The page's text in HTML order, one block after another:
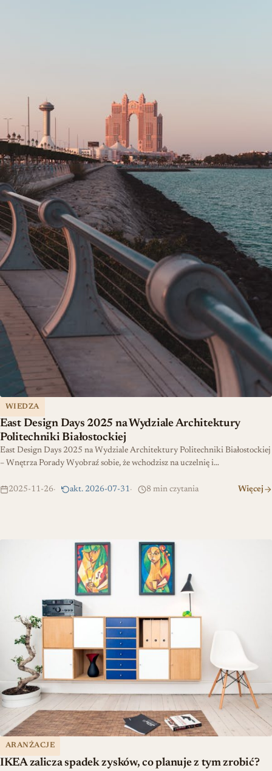
WIEDZA
East Design Days 2025 na Wydziale Architektury
Politechniki Białostockiej
East Design Days 2025 na Wydziale Architektury Politechniki Białostockiej
– Wnętrza Porady Wyobraź sobie, że wchodzisz na uczelnię i…
2025-11-26 akt. 2026-07-31 8 min czytania Więcej
ARANŻACJE
IKEA zalicza spadek zysków, co planuje z tym zrobić?
IKEA zalicza spadek zysków, co planuje z tym zrobić?